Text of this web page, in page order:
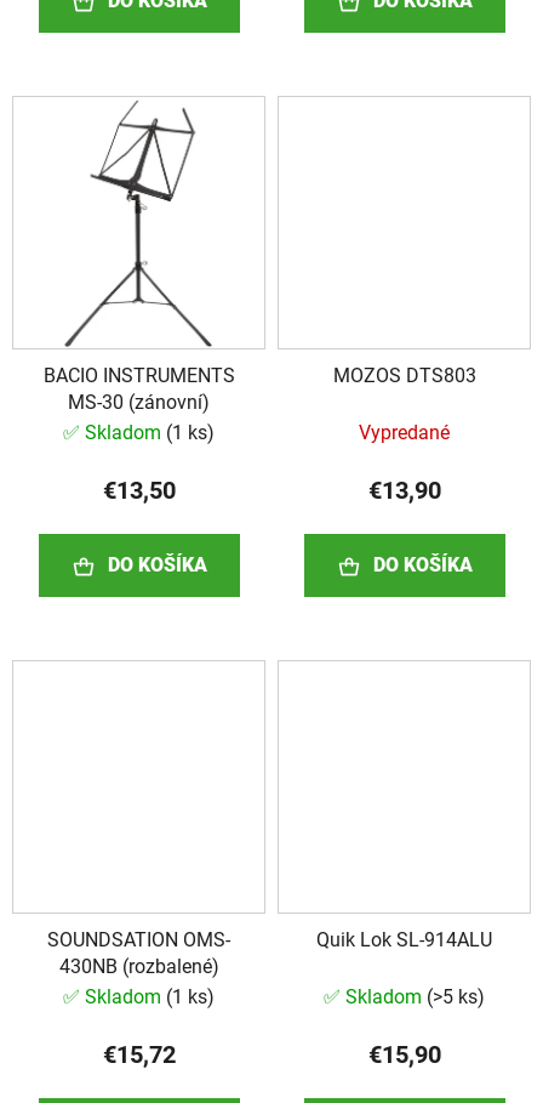
BACIO INSTRUMENTS
MS-30 (zánovní)
✅ Skladom (1 ks)
€13,50
DO KOŠÍKA
MOZOS DTS803
Vypredané
€13,90
DO KOŠÍKA
SOUNDSATION OMS-
430NB (rozbalené)
✅ Skladom (1 ks)
€15,72
Quik Lok SL-914ALU
✅ Skladom (>5 ks)
€15,90